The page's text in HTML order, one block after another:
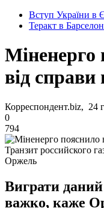
Вступ України в
Теракт в
Міненерго
від
Корреспондент.biz, 24
0
794
Транзит российского
Оржель
Виграти даний
важко, каже